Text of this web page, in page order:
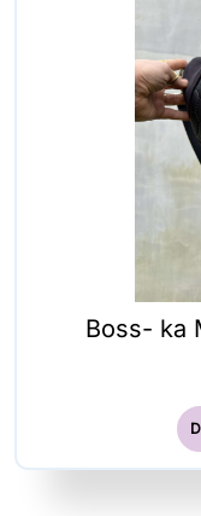
Boss- ka